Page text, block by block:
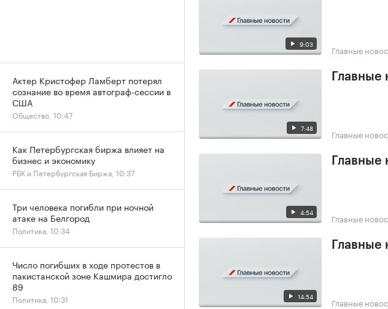
9:03 Главные
7:48 Главные
4:54 Главные
14:54 Главные
Актер Кристофер Ламберт потерял
сознание во время автограф-сессии в
США
Общество, 10:47
Как Петербургская биржа влияет на
бизнес и экономику
РБК и Петербургская Биржа, 10:37
Три человека погибли при ночной
атаке на Белгород
Политика, 10:34
Число погибших в ходе протестов в
пакистанской зоне Кашмира достигло
89
Политика, 10:31